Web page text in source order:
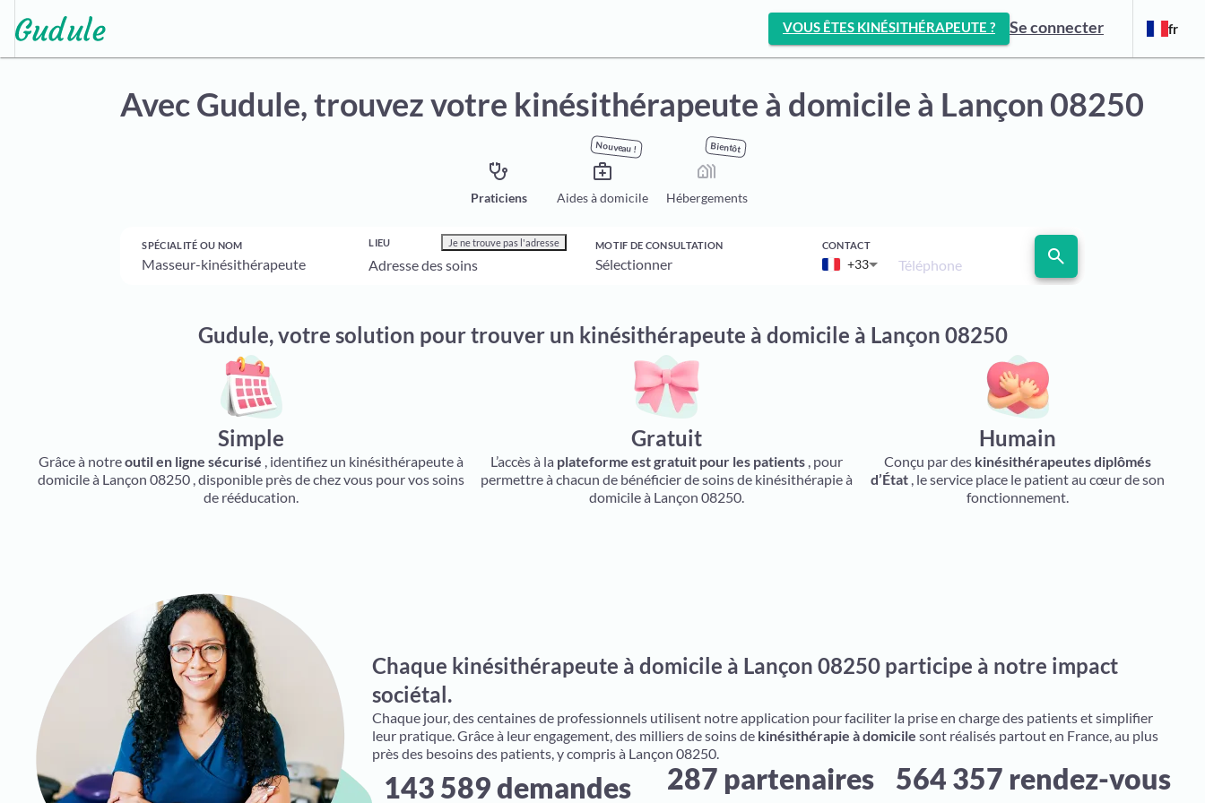
VOUS ÊTES KINÉSITHÉRAPEUTE ? Se connecter fr
Avec Gudule,trouvez votre kinésithérapeute à domicile à Lançon 08250
stethoscope
Praticiens
Nouveau !
medical_services
Aides à domicile
Bientôt
holiday_village
Hébergements
SPÉCIALITÉ OU NOM LIEU Je ne trouve pas l'adresse MOTIF DE CONSULTATION CONTACT
+33 Téléphone search
Gudule, votre solution pour trouver un kinésithérapeute à domicile à Lançon 08250
Simple
Grâce à notreoutil en ligne sécurisé , identifiez un kinésithérapeute à
domicile à Lançon 08250 , disponible près de chez vous pour vos soins
de rééducation.
Gratuit
L’accès à la plateforme est gratuit pour les patients, pour
permettre à chacun de bénéficier de soins de kinésithérapie à
domicile à Lançon 08250.
Humain
Conçu par des kinésithérapeutes diplômés
d’État , le service place le patient au cœur de son
fonctionnement.
Chaque kinésithérapeute à domicile à Lançon 08250 participe à notre impact
sociétal.
Chaque jour, des centaines de professionnels utilisent notre application pour faciliter la prise en charge des patients et simplifier
leur pratique. Grâce à leur engagement, des milliers de soins de kinésithérapie à domicile sont réalisés partout en France, au plus
près des besoins des patients, y compris à Lançon 08250.
143 589 demandes 287 partenaires 564 357 rendez-vous